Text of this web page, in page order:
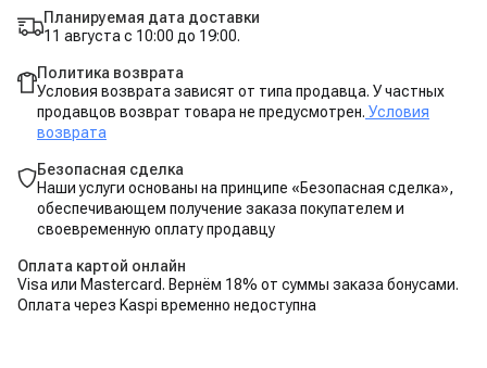
Планируемая дата доставки
11 августа с 10:00 до 19:00.
Политика возврата
Условия возврата зависят от типа продавца. У частных
продавцов возврат товара не предусмотрен. Условия
возврата
Безопасная сделка
Наши услуги основаны на принципе «Безопасная сделка»,
обеспечивающем получение заказа покупателем и
своевременную оплату продавцу
Оплата картой онлайн
Visa или Mastercard. Вернём 18% от суммы заказа бонусами.
Оплата через Kaspi временно недоступна